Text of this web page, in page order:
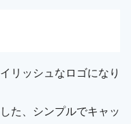
リッシュなロゴになり
た、シンプルでキャッ